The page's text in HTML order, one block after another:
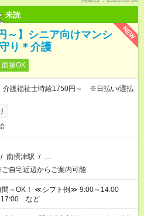
未読
NEW
～】シニア向けマンシ
り＊介護
面接OK
護福祉士時給1750円～ ※日払い/週払
/ 南摂津駅 / …
自宅近辺からご案内可能
≫ 9:00～14:00
17:00 など